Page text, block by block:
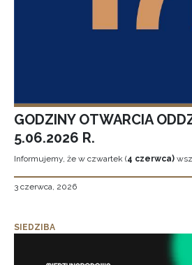
GODZINY OTWARCIA
5.06.2026 R.
Informujemy, że w czwartek (4 czerwca)
3 czerwca, 2026
SIEDZIBA